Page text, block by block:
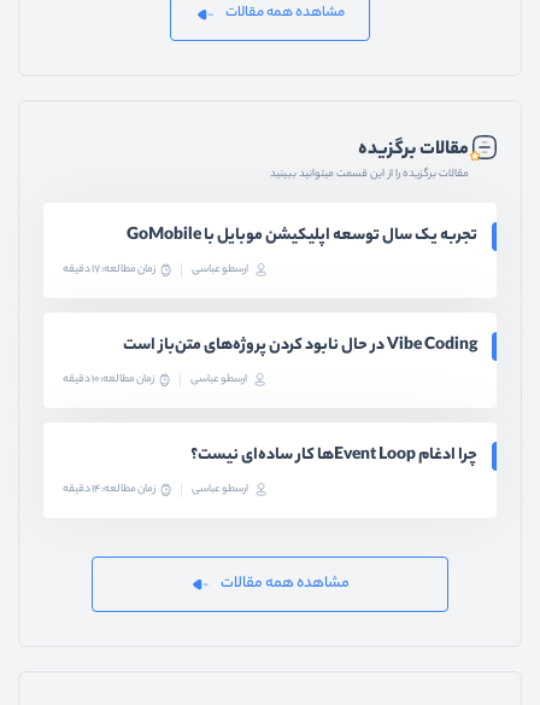
مشاهده همه مقالات
مقالات برگزیده
مقالات برگزیده را از این قسمت میتوانید ببینید
تجربه یک سال توسعه اپلیکیشن موبایل با GoMobile
ارسطو عباسی زمان مطالعه: 17 دقیقه
Vibe Coding در حال نابود کردن پروژه‌های متن‌باز است
ارسطو عباسی زمان مطالعه: 10 دقیقه
چرا ادغام Event Loopها کار ساده‌ای نیست؟
ارسطو عباسی زمان مطالعه: 14 دقیقه
مشاهده همه مقالات